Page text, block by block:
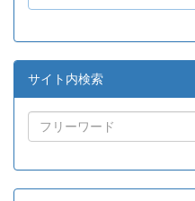
サイト内検索